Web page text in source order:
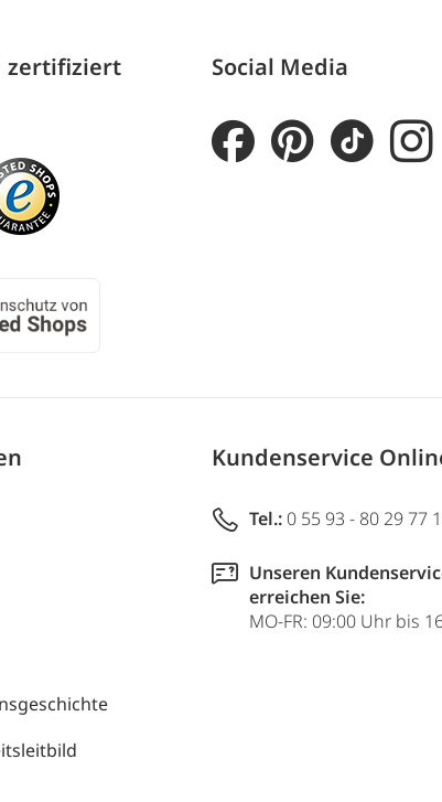
zertifiziert Social Media
Kundenservice
Tel.: 0 55 93 - 80 29 77
Unseren
erreichen Sie:
MO-FR: 09:00 Uhr bis